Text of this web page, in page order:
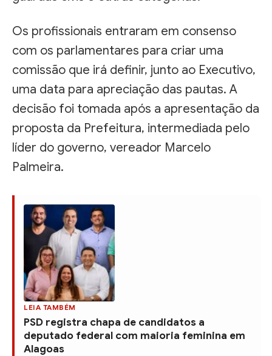
Os profissionais entraram em consenso
com os parlamentares para criar uma
comissão que irá definir, junto ao Executivo,
uma data para apreciação das pautas. A
decisão foi tomada após a apresentação da
proposta da Prefeitura, intermediada pelo
líder do governo, vereador Marcelo
Palmeira.
LEIA TAMBÉM
PSD registra chapa de candidatos a
deputado federal com maioria feminina em
Alagoas